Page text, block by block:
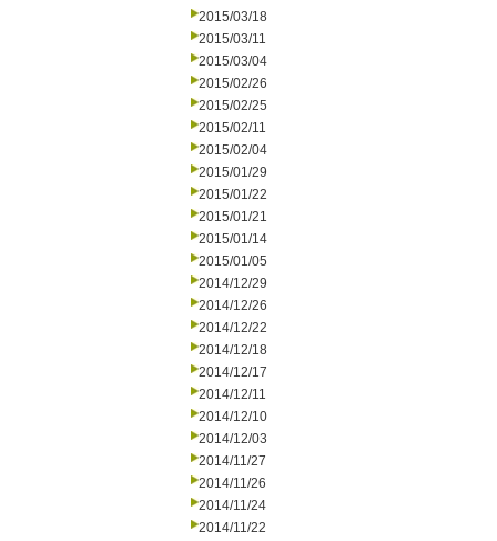
2015/03/18
2015/03/11
2015/03/04
2015/02/26
2015/02/25
2015/02/11
2015/02/04
2015/01/29
2015/01/22
2015/01/21
2015/01/14
2015/01/05
2014/12/29
2014/12/26
2014/12/22
2014/12/18
2014/12/17
2014/12/11
2014/12/10
2014/12/03
2014/11/27
2014/11/26
2014/11/24
2014/11/22